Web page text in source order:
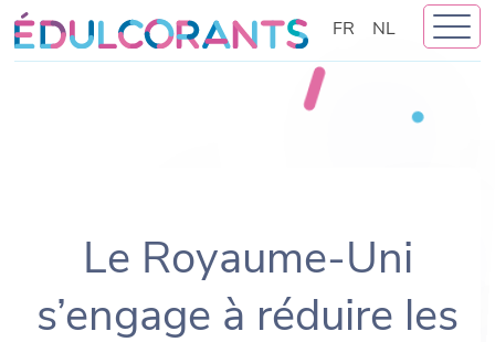
Skip
to
content
FR NL
Le Royaume-Uni
s’engage à réduire les